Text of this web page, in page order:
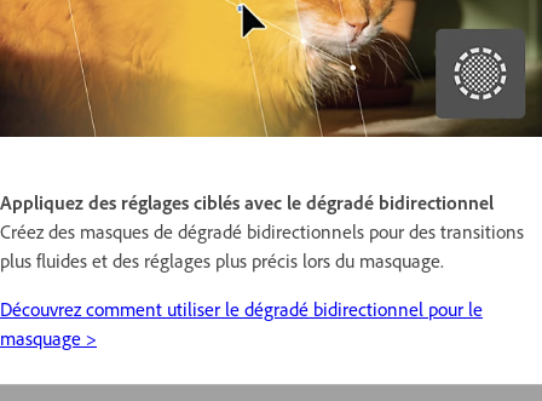
Appliquez des réglages ciblés avec le dégradé bidirectionnel
Créez des masques de dégradé bidirectionnels pour des transitions
plus fluides et des réglages plus précis lors du masquage.
Découvrez comment utiliser le dégradé bidirectionnel pour le
masquage >